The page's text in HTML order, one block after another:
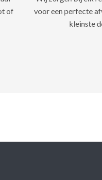
of
voor een perfecte
kleinste